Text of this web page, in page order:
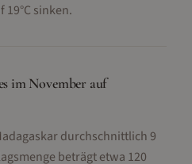
sinken.
im November auf
durchschnittlich 9
beträgt etwa 120